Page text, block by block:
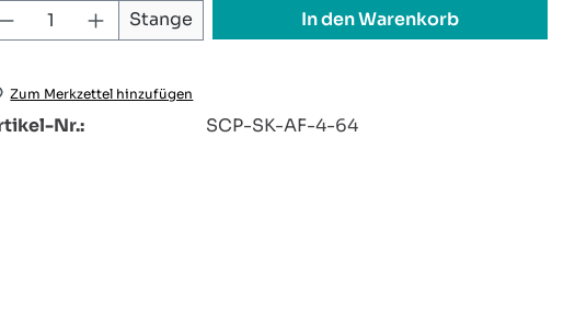
Anzahl: Gib den gewünschten
Stange In den Warenkorb
Zum Merkzettel hinzufügen
Nr.: SCP-SK-AF-4-64